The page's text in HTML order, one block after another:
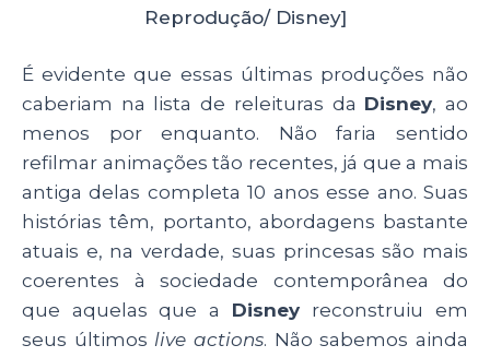
Reprodução/ Disney]
É evidente que essas últimas produções não
caberiam na lista de releituras da Disney, ao
menos por enquanto. Não faria sentido
refilmar animações tão recentes, já que a mais
antiga delas completa 10 anos esse ano. Suas
histórias têm, portanto, abordagens bastante
atuais e, na verdade, suas princesas são mais
coerentes à sociedade contemporânea do
que aquelas que a Disney reconstruiu em
seus últimos live actions. Não sabemos ainda